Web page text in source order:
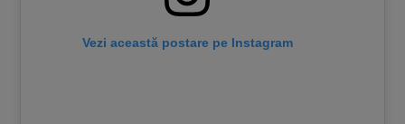
Vezi această postare pe Instagram